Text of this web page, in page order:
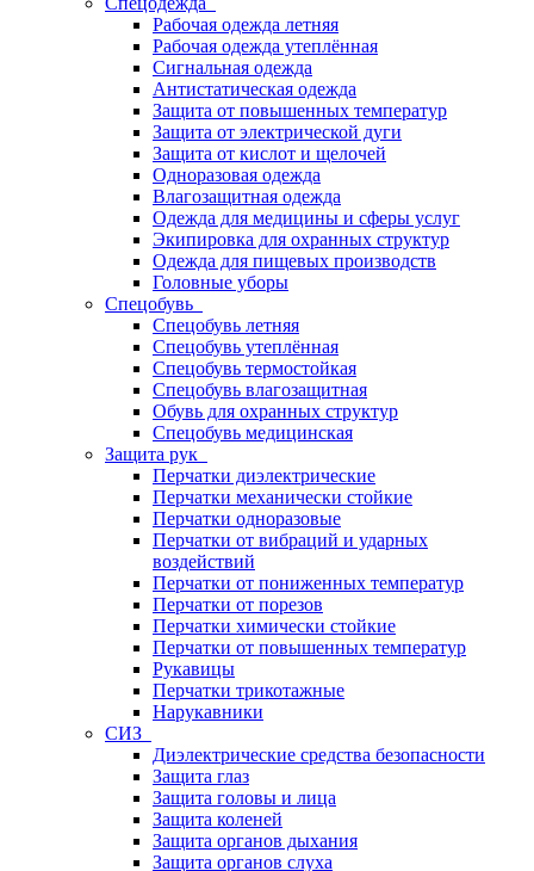
Рабочая одежда летняя
Рабочая одежда утеплённая
Сигнальная одежда
Антистатическая одежда
Защита от повышенных температур
Защита от электрической дуги
Защита от кислот и щелочей
Одноразовая одежда
Влагозащитная одежда
Одежда для медицины и сферы услуг
Экипировка для охранных структур
Одежда для пищевых производств
Головные уборы
Спецобувь
Спецобувь летняя
Спецобувь утеплённая
Спецобувь термостойкая
Спецобувь влагозащитная
Обувь для охранных структур
Спецобувь медицинская
Защита рук
Перчатки диэлектрические
Перчатки механически стойкие
Перчатки одноразовые
Перчатки от вибраций и ударных
воздействий
Перчатки от пониженных температур
Перчатки от порезов
Перчатки химически стойкие
Перчатки от повышенных температур
Рукавицы
Перчатки трикотажные
Нарукавники
СИЗ
Диэлектрические средства безопасности
Защита глаз
Защита головы и лица
Защита коленей
Защита органов дыхания
Защита органов слуха